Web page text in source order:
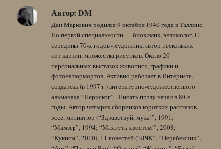
Автор: DM
Дан Маркович родился 9 октября 1940 года в Таллине.
По первой специальности — биохимик, энзимолог. С
середины 70-х годов - художник, автор нескольких
сот картин, множества рисунков. Около 20
персональных выставок живописи, графики и
фотонатюрмортов. Активно работает в Интернете,
создатель (в 1997 г.) литературно-художественного
альманаха “Перископ” . Писать прозу начал в 80-е
годы. Автор четырех сборников коротких рассказов,
эссе, миниатюр (“Здравствуй, муха!”, 1991;
“Мамзер”, 1994; “Махнуть хвостом!”, 2008;
“Кукисы”, 2010), 11 повестей (“ЛЧК”, “Перебежчик”,